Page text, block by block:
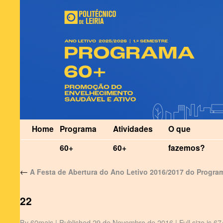
Home Programa
60+
Atividades
60+
O que
fazemos?
← A Festa de Abertura do Ano Letivo 2016/2017 do
22